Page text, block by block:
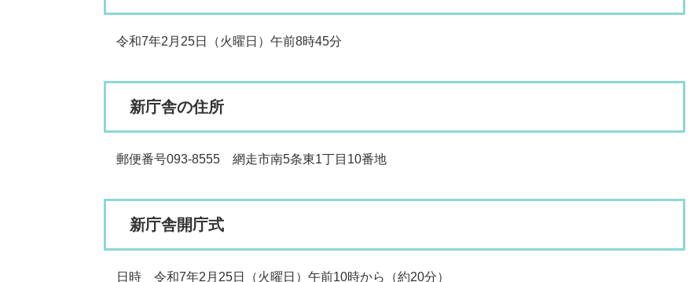
令和7年2月25日（火曜日）午前8時45分
新庁舎の住所
郵便番号093-8555 網走市南5条東1丁目10番地
新庁舎開庁式
日時 令和7年2月25日（火曜日）午前10時から（約20分）